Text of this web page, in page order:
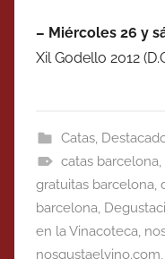
– Miércoles 26 y
Xil Godello 2012
Catas,
catas barcelona,
gratuitas barcelona,
barcelona,
en la Vinacoteca,
nosgustaelvino.com,